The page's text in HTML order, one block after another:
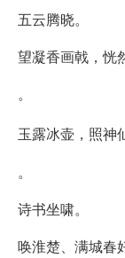
五云腾晓。
望凝香画戟，恍
。
玉露冰壶，照神
。
诗书坐啸。
唤淮楚、满城春